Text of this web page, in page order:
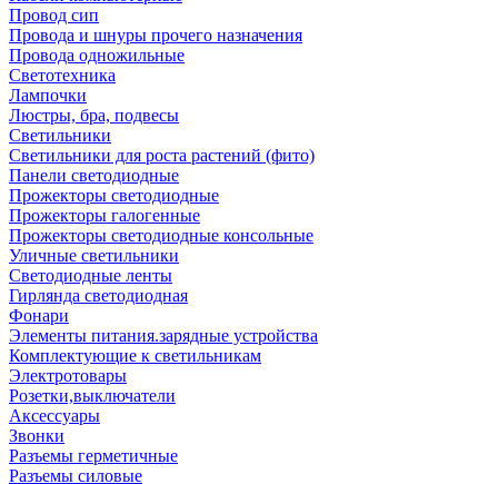
Провод сип
Провода и шнуры прочего назначения
Провода одножильные
Светотехника
Лампочки
Люстры, бра, подвесы
Светильники
Светильники для роста растений (фито)
Панели светодиодные
Прожекторы светодиодные
Прожекторы галогенные
Прожекторы светодиодные консольные
Уличные светильники
Светодиодные ленты
Гирлянда светодиодная
Фонари
Элементы питания.зарядные устройства
Комплектующие к светильникам
Электротовары
Розетки,выключатели
Аксессуары
Звонки
Разъемы герметичные
Разъемы силовые